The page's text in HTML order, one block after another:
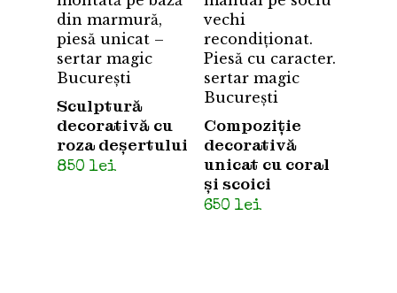
Sculptură
decorativă cu
roza deșertului
850 lei
Compoziție
decorativă
unicat cu coral
și scoici
650lei